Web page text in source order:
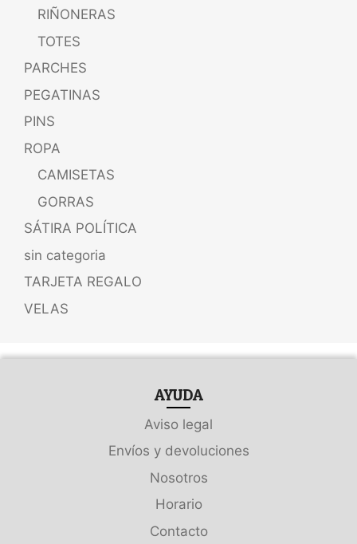
RIÑONERAS
TOTES
PARCHES
PEGATINAS
PINS
ROPA
CAMISETAS
GORRAS
SÁTIRA POLÍTICA
sin categoria
TARJETA REGALO
VELAS
AYUDA
Aviso legal
Envíos y devoluciones
Nosotros
Horario
Contacto